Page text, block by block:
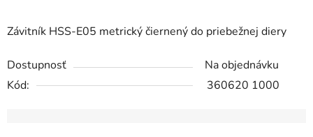
Závitník HSS-E05 metrický čiernený do priebežnej diery
Dostupnosť
Na objednávku
Kód:
360620 1000